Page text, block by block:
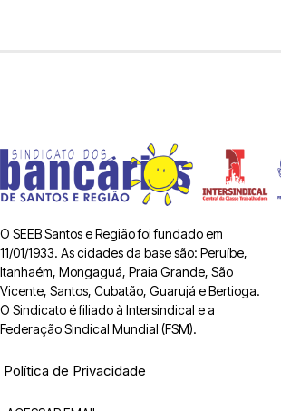
O SEEB Santos e Região foi fundado em
11/01/1933. As cidades da base são: Peruíbe,
Itanhaém, Mongaguá, Praia Grande, São
Vicente, Santos, Cubatão, Guarujá e Bertioga.
O Sindicato é filiado à Intersindical e a
Federação Sindical Mundial (FSM).
Política de Privacidade